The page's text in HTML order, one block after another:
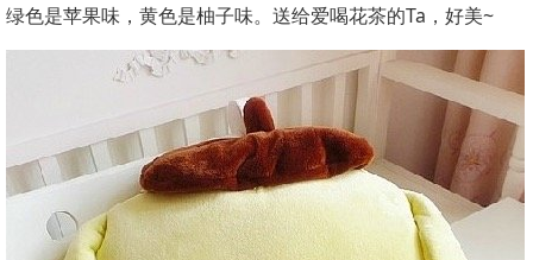
绿色是苹果味，黄色是柚子味。送给爱喝花茶的Ta，好美~